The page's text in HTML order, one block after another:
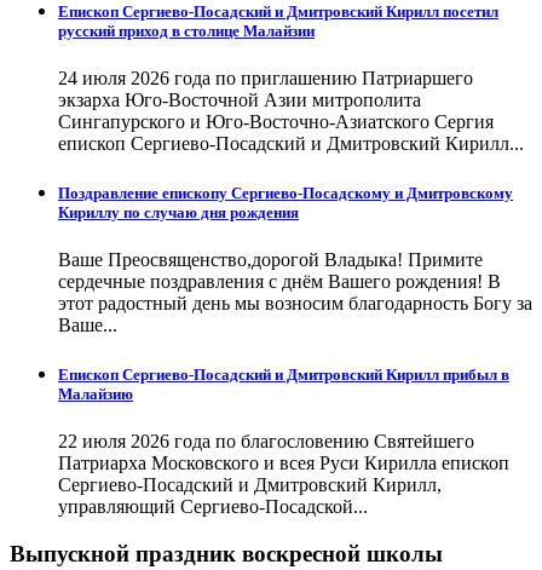
Епископ Сергиево-Посадский и Дмитровский Кирилл посетил
русский приход в столице Малайзии
24 июля 2026 года по приглашению Патриаршего
экзарха Юго-Восточной Азии митрополита
Сингапурского и Юго-Восточно-Азиатского Сергия
епископ Сергиево-Посадский и Дмитровский Кирилл...
Поздравление епископу Сергиево-Посадскому и Дмитровскому
Кириллу по случаю дня рождения
Ваше Преосвященство,дорогой Владыка! Примите
сердечные поздравления с днём Вашего рождения! В
этот радостный день мы возносим благодарность Богу за
Ваше...
Епископ Сергиево-Посадский и Дмитровский Кирилл прибыл в
Малайзию
22 июля 2026 года по благословению Святейшего
Патриарха Московского и всея Руси Кирилла епископ
Сергиево-Посадский и Дмитровский Кирилл,
управляющий Сергиево-Посадской...
Выпускной праздник воскресной школы